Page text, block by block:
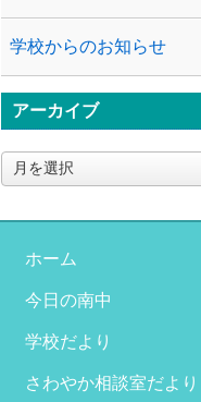
学校からのお知らせ
アーカイブ
ア
ー
イ
ホーム
今日の南中
学校だより
さわやか相談室だより